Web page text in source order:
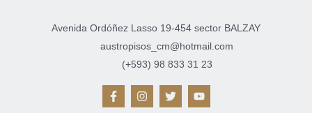
Avenida Ordóñez Lasso 19-454 sector BALZAY
austropisos_cm@hotmail.com
(+593) 98 833 31 23
F
a
I
n
T
w
Y
o